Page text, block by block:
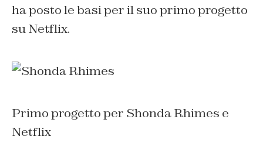
ha posto le basi per il suo primo progetto
su Netflix.
Primo progetto per Shonda Rhimes e
Netflix